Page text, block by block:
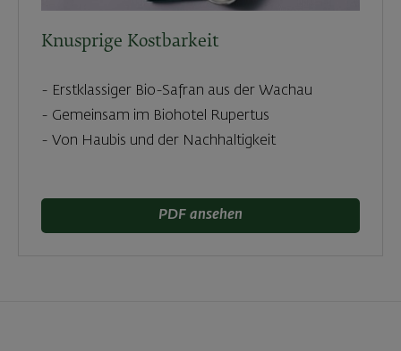
Knusprige Kostbarkeit
- Erstklassiger Bio-Safran aus der Wachau
- Gemeinsam im Biohotel Rupertus
- Von Haubis und der Nachhaltigkeit
PDF ansehen